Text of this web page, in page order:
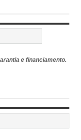
e financiamento.